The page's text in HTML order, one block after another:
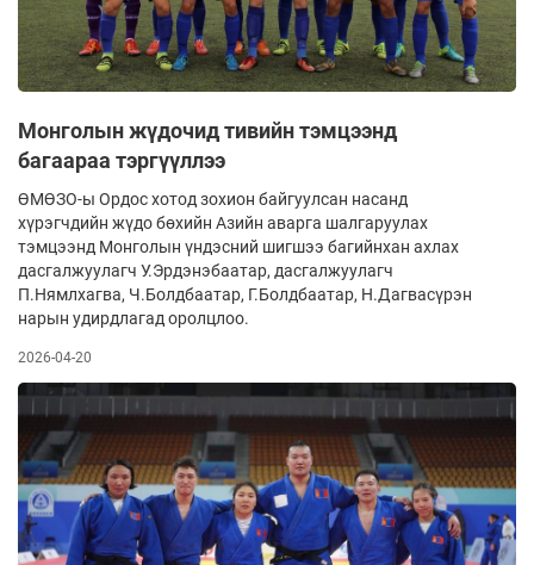
Монголын жүдочид тивийн тэмцээнд
багаараа тэргүүллээ
ӨМӨЗО-ы Ордос хотод зохион байгуулсан насанд
хүрэгчдийн жүдо бөхийн Азийн аварга шалгаруулах
тэмцээнд Монголын үндэсний шигшээ багийнхан ахлах
дасгалжуулагч У.Эрдэнэбаатар, дасгалжуулагч
П.Нямлхагва, Ч.Болдбаатар, Г.Болдбаатар, Н.Дагвасүрэн
нарын удирдлагад оролцлоо.
2026-04-20